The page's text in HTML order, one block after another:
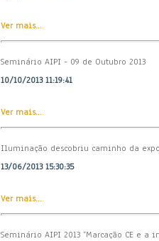
Ver mais....
Seminário AIPI - 09 de Outubro 2013
10/10/2013 11:19:41
Ver mais....
Iluminação descobriu caminho da
13/06/2013 15:30:35
Ver mais....
Seminário AIPI 2013 ”Marcação CE e